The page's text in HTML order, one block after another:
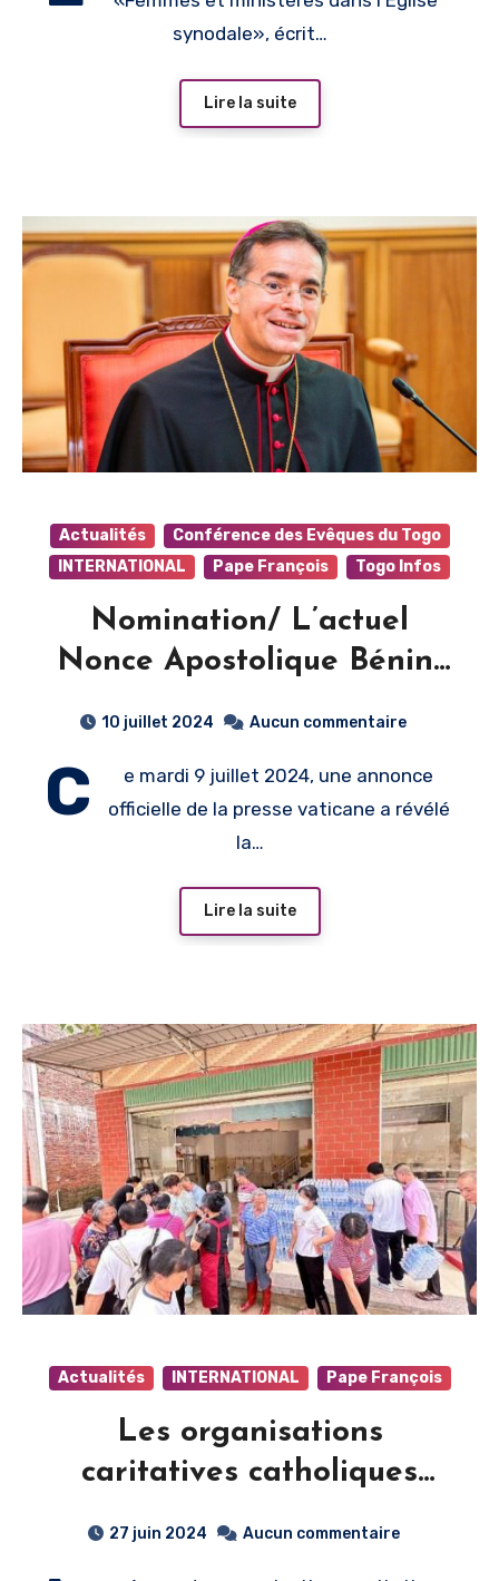
synodale», écrit…
Lire la suite
Actualités
Conférence des Evêques du Togo
INTERNATIONAL
Pape François Togo Infos
Nomination/ L’actuel
Nonce Apostolique Bénin-
Miles nommé Nonce
Apostolique près le Costa
Rica
10 juillet 2024 Aucun commentaire
C
e mardi 9 juillet 2024, une annonce
officielle de la presse vaticane a révélé
la…
Lire la suite
Actualités INTERNATIONAL Pape François
Les organisations
caritatives catholiques
spirituel et matériel aux
27 juin 2024 Aucun commentaire